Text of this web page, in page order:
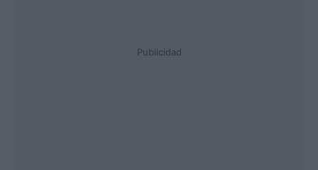
Publicidad